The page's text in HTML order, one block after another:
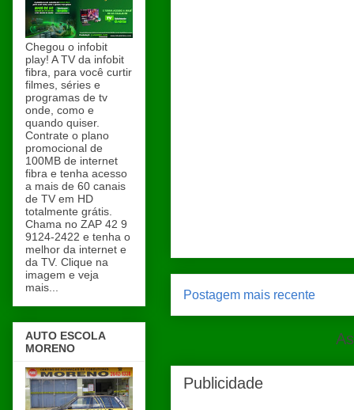
Postagem mais recente
Publicidade
Chegou o infobit
play! A TV da infobit
fibra, para você curtir
filmes, séries e
programas de tv
onde, como e
quando quiser.
Contrate o plano
promocional de
100MB de internet
fibra e tenha acesso
a mais de 60 canais
de TV em HD
totalmente grátis.
Chama no ZAP 42 9
9124-2422 e tenha o
melhor da internet e
da TV. Clique na
imagem e veja
mais...
AUTO ESCOLA
MORENO